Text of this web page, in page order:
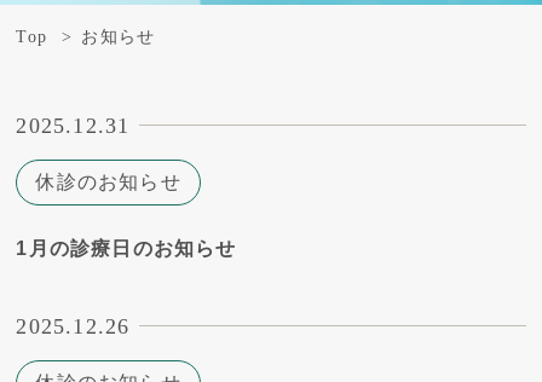
Top お知らせ
2025.12.31
休診のお知らせ
1月の診療日のお知らせ
2025.12.26